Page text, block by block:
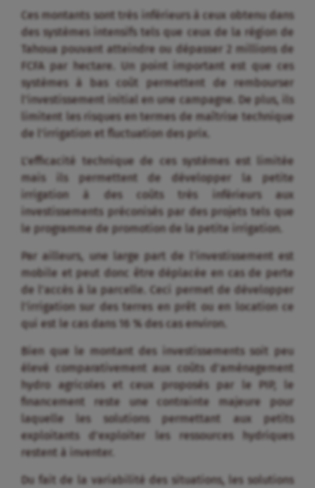
Ces montants sont très inférieurs à ceux obtenu dans
des systèmes intensifs tels que ceux de la région de
Tahoua pouvant atteindre ou dépasser 2 millions de
FCFA par hectare. Un point important est que ces
systèmes à bas coût permettent de rembourser
l’investissement initial en une campagne. De plus, ils
limitent les risques en termes de maîtrise technique
de l’irrigation et fluctuation des prix.
L’efficacité technique de ces systèmes est limitée
mais ils permettent de développer la petite
irrigation à des coûts très inférieurs aux
investissements préconisés par des projets tels que
le programme de promotion de la petite irrigation.
Par ailleurs, une large part de l’investissement est
mobile et peut donc être déplacée en cas de perte
de l’accès à la parcelle. Ceci permet de développer
l’irrigation sur des terres en prêt ou en location ce
qui est le cas dans 16 % des cas environ.
Bien que le montant des investissements soit peu
élevé comparativement aux coûts d’aménagement
hydro agricoles et ceux proposés par le PIP, le
financement reste une contrainte majeure pour
laquelle les solutions permettant aux petits
exploitants d’exploiter les ressources hydriques
restent à inventer.
Du fait de la variabilité des situations, les solutions